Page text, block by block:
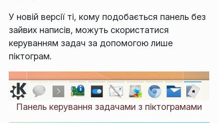
У новій версії ті, кому подобається панель без
зайвих написів, можуть скористатися
керуванням задач за допомогою лише
піктограм.
Панель керування задачами з піктограмами